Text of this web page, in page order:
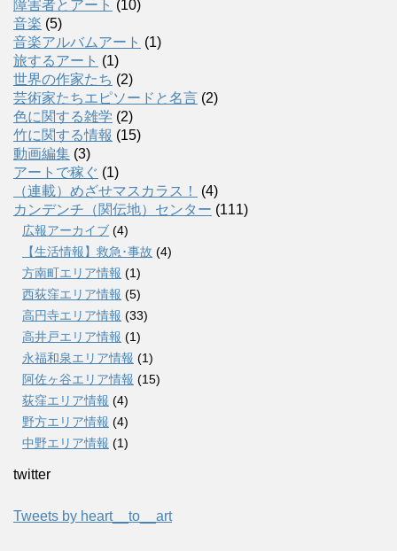
障害者とアート (10)
音楽 (5)
音楽アルバムアート (1)
旅するアート (1)
世界の作家たち (2)
芸術家たちエピソードと名言 (2)
色に関する雑学 (2)
竹に関する情報 (15)
動画編集 (3)
アートで稼ぐ (1)
（連載）めざせマスカラス！
(4)
カンデンチ（関伝地）センター (111)
広報アーカイブ (4)
【生活情報】救急･事故 (4)
方南町エリア情報 (1)
西荻窪エリア情報 (5)
高円寺エリア情報 (33)
高井戸エリア情報 (1)
永福和泉エリア情報 (1)
阿佐ヶ谷エリア情報 (15)
荻窪エリア情報 (4)
野方エリア情報 (4)
中野エリア情報 (1)
twitter
Tweets by heart__to__art